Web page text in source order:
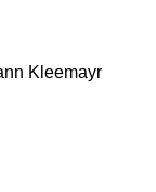
Kleemayr